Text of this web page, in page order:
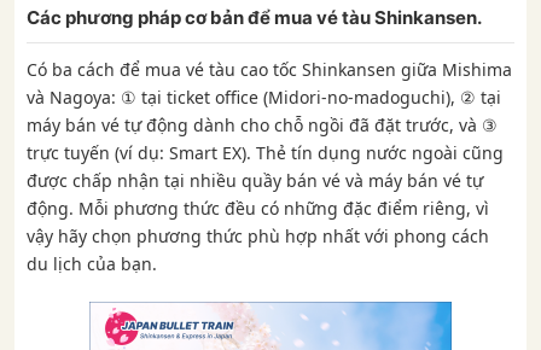
Các phương pháp cơ bản để mua vé tàu Shinkansen.
Có ba cách để mua vé tàu cao tốc Shinkansen giữa Mishima
và Nagoya: ① ​​tại ticket office (Midori-no-madoguchi), ② tại
máy bán vé tự động dành cho chỗ ngồi đã đặt trước, và ③
trực tuyến (ví dụ: Smart EX). Thẻ tín dụng nước ngoài cũng
được chấp nhận tại nhiều quầy bán vé và máy bán vé tự
động. Mỗi phương thức đều có những đặc điểm riêng, vì
vậy hãy chọn phương thức phù hợp nhất với phong cách
du lịch của bạn.